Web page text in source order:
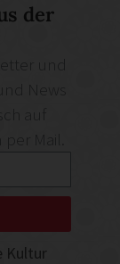
der
Mail.
Kultur